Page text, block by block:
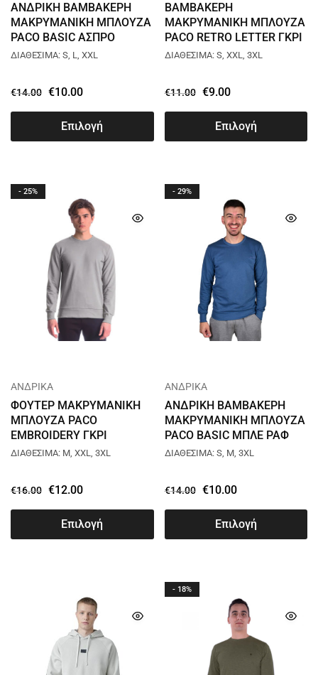
ΑΝΔΡΙΚΗ ΒΑΜΒΑΚΕΡΗ
ΜΑΚΡΥΜΑΝΙΚΗ ΜΠΛΟΥΖΑ
PACO BASIC ΑΣΠΡΟ
2481891
ΔΙΑΘΕΣΙΜΑ: S, L, XXL
€14.00 €10.00
Επιλογή
ΒΑΜΒΑΚΕΡΗ
ΜΑΚΡΥΜΑΝΙΚΗ ΜΠΛΟΥΖΑ
PACO RETRO LETTER ΓΚΡΙ
2481824
ΔΙΑΘΕΣΙΜΑ: S, XXL, 3XL
€11.00 €9.00
Επιλογή
- 25%
ΑΝΔΡΙΚΑ
ΦΟΥΤΕΡ ΜΑΚΡΥΜΑΝΙΚΗ
ΜΠΛΟΥΖΑ PACO
EMBROIDERY ΓΚΡΙ
2381890
ΔΙΑΘΕΣΙΜΑ: M, XXL, 3XL
€16.00 €12.00
Επιλογή
- 29%
ΑΝΔΡΙΚΑ
ΑΝΔΡΙΚΗ ΒΑΜΒΑΚΕΡΗ
ΜΑΚΡΥΜΑΝΙΚΗ ΜΠΛΟΥΖΑ
PACO BASIC ΜΠΛΕ ΡΑΦ
2481891
ΔΙΑΘΕΣΙΜΑ: S, M, 3XL
€14.00 €10.00
Επιλογή
- 18%